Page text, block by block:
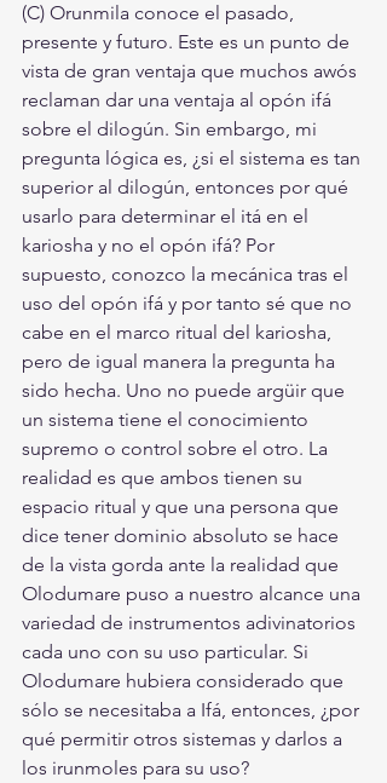
(C) Orunmila conoce el pasado,
presente y futuro. Este es un punto de
vista de gran ventaja que muchos awós
reclaman dar una ventaja al opón ifá
sobre el dilogún. Sin embargo, mi
pregunta lógica es, ¿si el sistema es tan
superior al dilogún, entonces por qué
usarlo para determinar el itá en el
kariosha y no el opón ifá? Por
supuesto, conozco la mecánica tras el
uso del opón ifá y por tanto sé que no
cabe en el marco ritual del kariosha,
pero de igual manera la pregunta ha
sido hecha. Uno no puede argüir que
un sistema tiene el conocimiento
supremo o control sobre el otro. La
realidad es que ambos tienen su
espacio ritual y que una persona que
dice tener dominio absoluto se hace
de la vista gorda ante la realidad que
Olodumare puso a nuestro alcance una
variedad de instrumentos adivinatorios
cada uno con su uso particular. Si
Olodumare hubiera considerado que
sólo se necesitaba a Ifá, entonces, ¿por
qué permitir otros sistemas y darlos a
los irunmoles para su uso?